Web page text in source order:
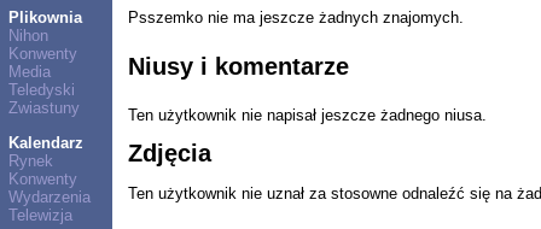
Plikownia
Nihon
Konwenty
Media
Teledyski
Zwiastuny
Kalendarz
Rynek
Konwenty
Wydarzenia
Telewizja
Psszemko nie ma jeszcze żadnych znajomych.
Niusy i komentarze
Ten użytkownik nie napisał jeszcze żadnego niusa.
Zdjęcia
Ten użytkownik nie uznał za stosowne odnaleźć się na